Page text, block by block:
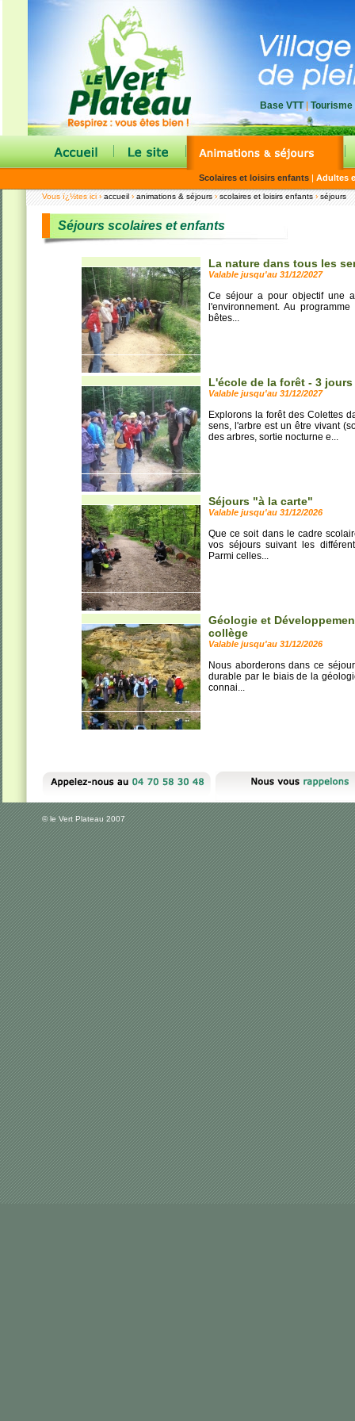
Vous ï¿½tes ici › accueil › animations & séjours › scolaires et loisirs enfants › séjours
Séjours scolaires et enfants
La nature dans tous les
Valable jusqu'au 31/12/2027
Ce séjour a pour objectif une
l'environnement. Au
bêtes...
L'école de la forêt - 3
Valable jusqu'au 31/12/2027
Explorons la forêt des Colettes
sens, l'arbre est un être vivant
des arbres, sortie nocturne e...
Séjours "à la carte"
Valable jusqu'au 31/12/2026
Que ce soit dans le cadre
vos séjours suivant les
Parmi celles...
Géologie et
collège
Valable jusqu'au 31/12/2026
Nous aborderons dans ce
durable par le biais de la
connai...
© le Vert Plateau 2007
| | |
Scolaires et loisirs enfants | Adultes
Base VTT|Tourisme